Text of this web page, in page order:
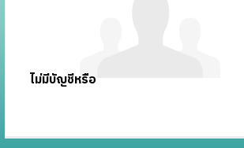
ไม่มีบัญชีหรือ